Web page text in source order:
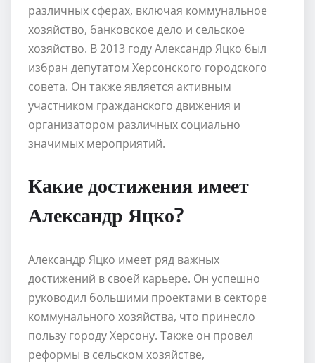
различных сферах, включая коммунальное
хозяйство, банковское дело и сельское
хозяйство. В 2013 году Александр Яцко был
избран депутатом Херсонского городского
совета. Он также является активным
участником гражданского движения и
организатором различных социально
значимых мероприятий.
Какие достижения имеет
Александр Яцко?
Александр Яцко имеет ряд важных
достижений в своей карьере. Он успешно
руководил большими проектами в секторе
коммунального хозяйства, что принесло
пользу городу Херсону. Также он провел
реформы в сельском хозяйстве,